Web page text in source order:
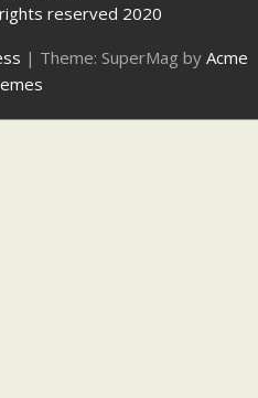
reserved 2020
| Theme: SuperMag by Acme